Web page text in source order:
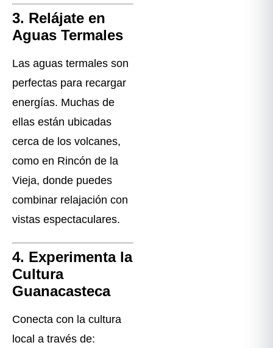
3. Relájate en
Aguas Termales
Las aguas termales son
perfectas para recargar
energías. Muchas de
ellas están ubicadas
cerca de los volcanes,
como en Rincón de la
Vieja, donde puedes
combinar relajación con
vistas espectaculares.
4. Experimenta la
Cultura
Guanacasteca
Conecta con la cultura
local a través de: